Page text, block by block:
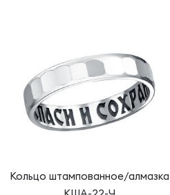
Кольцо штампованное/алмазка